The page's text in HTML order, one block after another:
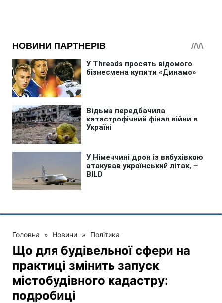
Головна » Новини » Політика
Що для будівельної сфери на
практиці змінить запуск
містобудівного кадастру:
подробиці